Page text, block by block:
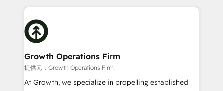
website development Award-winning creative
design We live and breathe HubSpot and are ready
potential of HubSpot by combining strategic
insights with technical excellence, we deliver
bespoke HubSpot solutions tailored to drive
measurable growth and operational efficiency. Why
Choose Nexa Cognition? 🚀 HubSpot Expertise: Our
certified team specialises in CRM implementation,
marketing automation, and revenue operations. 🤝
Growth Operations Firm
提供元：Growth Operations Firm
At Growth, we specialize in propelling established